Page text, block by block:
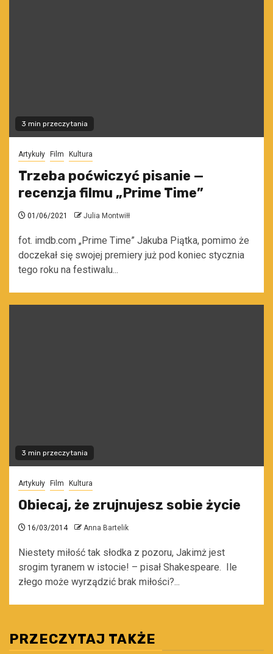
3 min przeczytania
Artykuły Film Kultura
Trzeba poćwiczyć pisanie —
recenzja filmu „Prime Time”
01/06/2021 Julia Montwiłł
fot. imdb.com „Prime Time” Jakuba Piątka, pomimo że
doczekał się swojej premiery już pod koniec stycznia
tego roku na festiwalu...
3 min przeczytania
Artykuły Film Kultura
Obiecaj, że zrujnujesz sobie życie
16/03/2014 Anna Bartelik
Niestety miłość tak słodka z pozoru, Jakimż jest
srogim tyranem w istocie! – pisał Shakespeare. Ile
złego może wyrządzić brak miłości?...
PRZECZYTAJ TAKŻE